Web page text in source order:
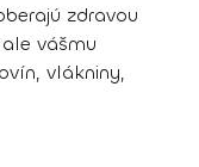
zdravou
vášmu
vlákniny,